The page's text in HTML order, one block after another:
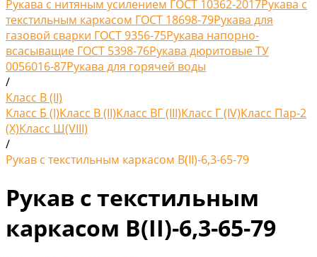
Рукава с нитяным усилением ГОСТ 10362-2017Рукава с
текстильным каркасом ГОСТ 18698-79Рукава для
газовой сварки ГОСТ 9356-75Рукава напорно-
всасыващие ГОСТ 5398-76Рукава дюритовые ТУ
0056016-87Рукава для горячей воды
/
Класс В (II)
Класс Б (I)Класс В (II)Класс ВГ (III)Класс Г (IV)Класс Пар-2
(X)Класс Ш(VIII)
/
Рукав с текстильным каркасом В(II)-6,3-65-79
Рукав с текстильным
каркасом В(II)-6,3-65-79